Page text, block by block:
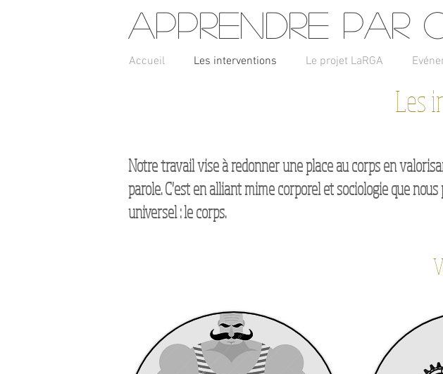
Apprendre par
Accueil Les interventions Le projet LaRGA
Les
Notre travail vise à redonner une place au corps en
parole. C'est en alliant mime corporel et sociologie que
universel : le corps.